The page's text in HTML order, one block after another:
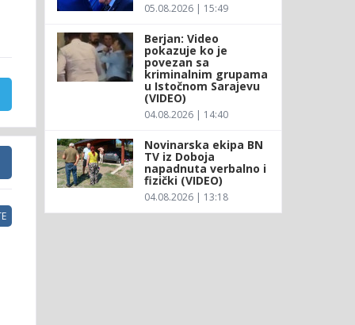
05.08.2026 | 15:49
Berjan: Video
pokazuje ko je
povezan sa
kriminalnim grupama
u Istočnom Sarajevu
(VIDEO)
04.08.2026 | 14:40
Novinarska ekipa BN
TV iz Doboja
napadnuta verbalno i
fizički (VIDEO)
04.08.2026 | 13:18